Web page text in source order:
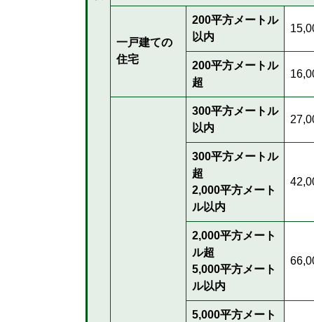
一戸建ての
住宅
200平方メートル
以内
200平方メートル
超
300平方メートル
以内
300平方メートル
超
2,000平方メート
ル以内
2,000平方メート
ル超
5,000平方メート
ル以内
5,000平方メート